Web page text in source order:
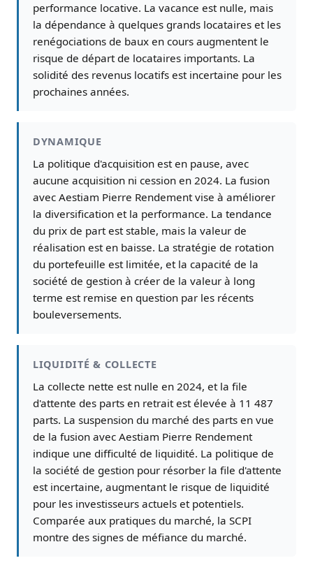
performance locative. La vacance est nulle, mais
la dépendance à quelques grands locataires et les
renégociations de baux en cours augmentent le
risque de départ de locataires importants. La
solidité des revenus locatifs est incertaine pour les
prochaines années.
DYNAMIQUE
La politique d'acquisition est en pause, avec
aucune acquisition ni cession en 2024. La fusion
avec Aestiam Pierre Rendement vise à améliorer
la diversification et la performance. La tendance
du prix de part est stable, mais la valeur de
réalisation est en baisse. La stratégie de rotation
du portefeuille est limitée, et la capacité de la
société de gestion à créer de la valeur à long
terme est remise en question par les récents
bouleversements.
LIQUIDITÉ & COLLECTE
La collecte nette est nulle en 2024, et la file
d'attente des parts en retrait est élevée à 11 487
parts. La suspension du marché des parts en vue
de la fusion avec Aestiam Pierre Rendement
indique une difficulté de liquidité. La politique de
la société de gestion pour résorber la file d'attente
est incertaine, augmentant le risque de liquidité
pour les investisseurs actuels et potentiels.
Comparée aux pratiques du marché, la SCPI
montre des signes de méfiance du marché.